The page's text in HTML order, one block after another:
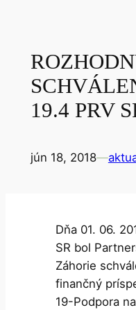
19.4 PRV
jún 18, 2018—
Dňa 01. 06.
SR bol
Záhorie
finančný
19-Podpora